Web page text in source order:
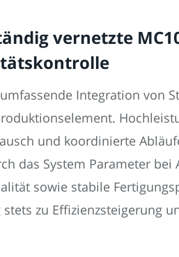
vernetzte
Integration von
und koordinierte
das System Parameter
sowie stabile
zu Effizienzsteigerung